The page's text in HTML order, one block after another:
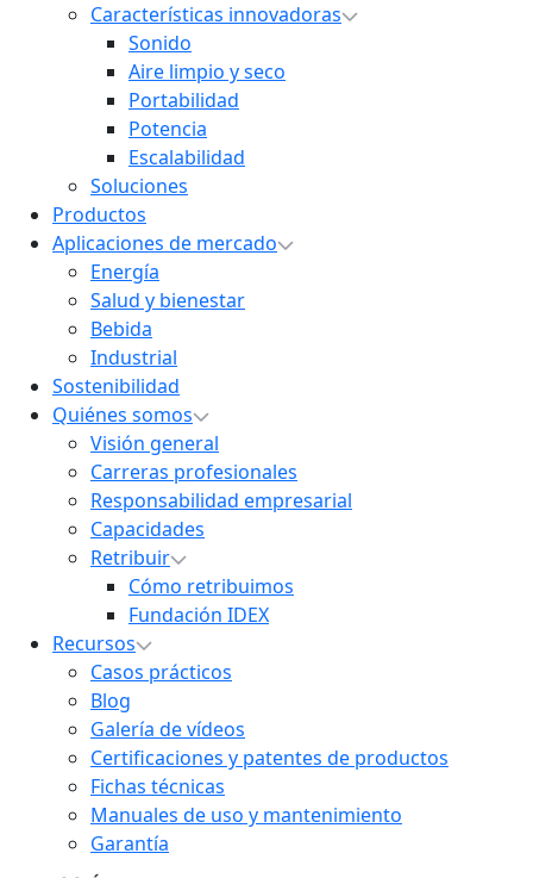
Características innovadoras
Sonido
Aire limpio y seco
Portabilidad
Potencia
Escalabilidad
Soluciones
Productos
Aplicaciones de mercado
Energía
Salud y bienestar
Bebida
Industrial
Sostenibilidad
Quiénes somos
Visión general
Carreras profesionales
Responsabilidad empresarial
Capacidades
Retribuir
Cómo retribuimos
Fundación IDEX
Recursos
Casos prácticos
Blog
Galería de vídeos
Certificaciones y patentes de productos
Fichas técnicas
Manuales de uso y mantenimiento
Garantía